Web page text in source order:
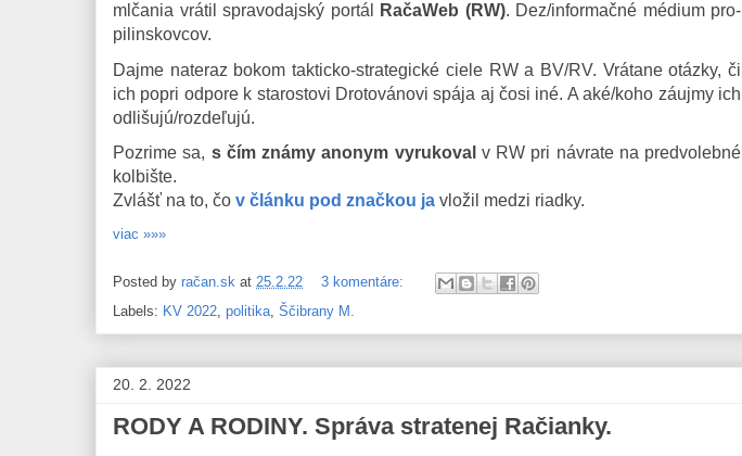
mlčania vrátil spravodajský portál
RačaWeb (RW). Dez/informačné médium pro-
pilinskovcov.
Dajme nateraz bokom takticko-strategické ciele RW a BV/RV. Vrátane otázky, či
ich popri odpore k starostovi Drotovánovi spája aj čosi iné. A aké/koho záujmy ich
odlišujú/rozdeľujú.
Pozrime sa, s čím známy anonym vyrukoval v RW pri návrate na predvolebné
kolbište.
Zvlášť na to, čo v článku pod značkou ja vložil medzi riadky.
viac »»»
Posted by račan.sk at 25.2.22
3 komentáre:
Labels: KV 2022, politika, Ščibrany M.
20. 2. 2022
RODY A RODINY. Správa stratenej Račianky.